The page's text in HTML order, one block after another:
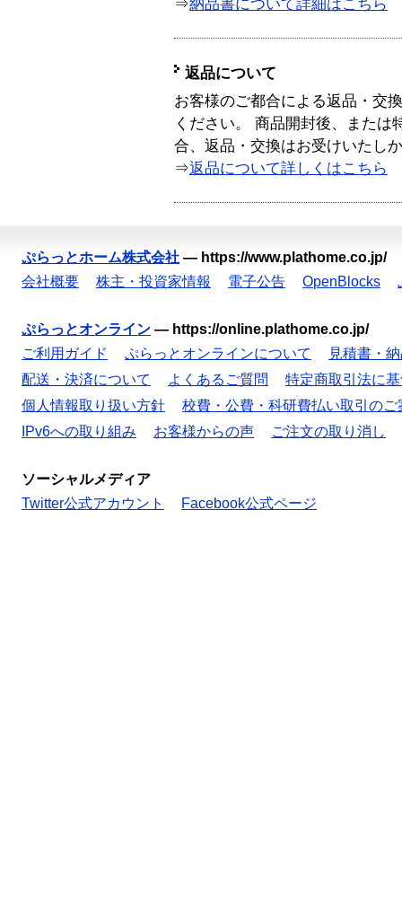
⇒納品書について詳細はこちら
返品について
お客様のご都合による返品・交
ください。 商品開封後、または
合、返品・交換はお受けいたし
⇒返品について詳しくはこちら
ぷらっとホーム株式会社 — https://www.plathome.co.jp/
会社概要
株主・投資家情報 電子公告 OpenBlocks
ぷらっとオンライン — https://online.plathome.co.jp/
ご利用ガイド
ぷらっとオンラインについて
見積書・
配送・決済について
よくあるご質問
特定商取引法に
個人情報取り扱い方針
校費・公費・科研費払い取引のご
IPv6への取り組み
お客様からの声 ご注文の取り消し
ソーシャルメディア
Twitter公式アカウント
Facebook公式ページ